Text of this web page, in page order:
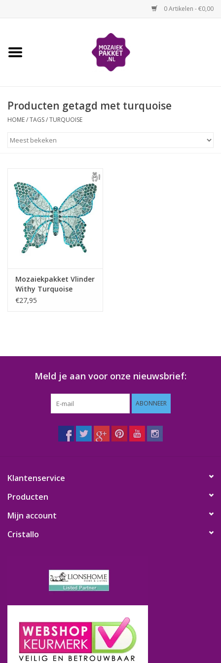
0 Artikelen - €0,00
Home
Volwassenen
Hoe mozaïeken?
Video-instructies
Klantbeoordelingen
Moeder-dochter-activiteit
Kant-en-klare mozaïekwerken
Producten getagd met turquoise
HOME/TAGS/TURQUOISE
Mozaiekpakket Vlinder
Withy Turquoise
€27,95
Meld je aan voor onze nieuwsbrief:
ABONNEER
Klantenservice
Producten
Mijn account
Cristallo